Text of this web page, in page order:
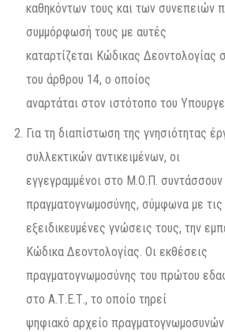
καθηκόντων τους και των συνεπειών
συμμόρφωσή τους με αυτές
καταρτίζεται Κώδικας
του άρθρου 14, ο οποίος
αναρτάται στον ιστότοπο του
Για τη διαπίστωση της γνησιότητας
συλλεκτικών αντικειμένων, οι
εγγεγραμμένοι στο Μ.Ο.Π. συντάσσουν
πραγματογνωμοσύνης, σύμφωνα με τις
εξειδικευμένες γνώσεις τους, την
Κώδικα Δεοντολογίας. Οι εκθέσεις
πραγματογνωμοσύνης του πρώτου
στο Α.Τ.Ε.Τ., το οποίο τηρεί
ψηφιακό αρχείο